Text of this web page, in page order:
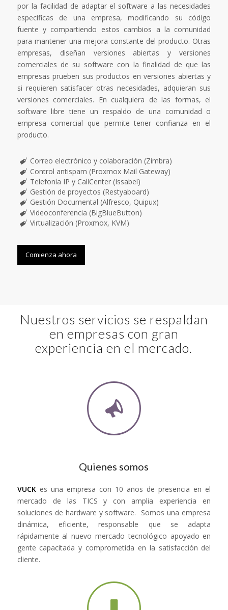
por la facilidad de adaptar el software a las necesidades
específicas de una empresa, modificando su código
fuente y compartiendo estos cambios a la comunidad
para mantener una mejora constante del producto. Otras
empresas, diseñan versiones abiertas y versiones
comerciales de su software con la finalidad de que las
empresas prueben sus productos en versiones abiertas y
si requieren satisfacer otras necesidades, adquieran sus
versiones comerciales. En cualquiera de las formas, el
software libre tiene un respaldo de una comunidad o
empresa comercial que permite tener confianza en el
producto.
Correo electrónico y colaboración (Zimbra)
Control antispam (Proxmox Mail Gateway)
Telefonía IP y CallCenter (Issabel)
Gestión de proyectos (Restyaboard)
Gestión Documental (Alfresco, Quipux)
Videoconferencia (BigBlueButton)
Virtualización (Proxmox, KVM)
Comienza ahora
Nuestros servicios se respaldan
en empresas con gran
experiencia en el mercado.
Quienes somos
VUCKes una empresa con 10 años de presencia en el
mercado de las TICS y con amplia experiencia en
soluciones de hardware y software. Somos una empresa
dinámica, eficiente, responsable que se adapta
rápidamente al nuevo mercado tecnológico apoyado en
gente capacitada y comprometida en la satisfacción del
cliente.